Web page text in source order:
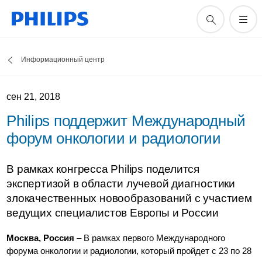
Информационный центр
сен 21, 2018
Philips поддержит Международный
форум онкологии и радиологии
В рамках конгресса Philips поделится
экспертизой в области лучевой диагностики
злокачественных новообразований с участием
ведущих специалистов Европы и России
Москва, Россия– В рамках первого Международного
форума онкологии и радиологии, который пройдет с 23 по 28